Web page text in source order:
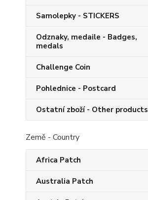
Samolepky - STICKERS
Odznaky, medaile - Badges,
medals
Challenge Coin
Pohlednice - Postcard
Ostatní zboží - Other products
Země - Country
Africa Patch
Australia Patch